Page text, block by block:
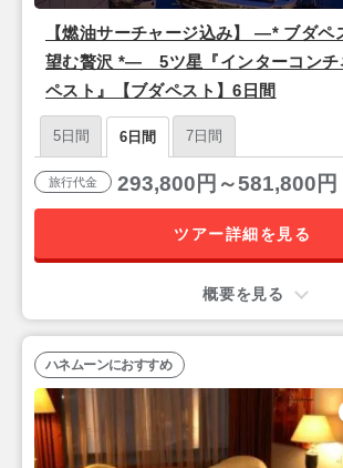
【燃油サーチャージ込み】 ―* ブダペ
望む贅沢 *― 5ツ星『インターコンチ
ペスト』【ブダペスト】6日間
5日間 6日間 7日間
旅行代金 293,800円～581,800円
ツアー詳細を見る
概要を見る
ハネムーンにおすすめ